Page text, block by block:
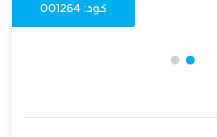
كود: 001264